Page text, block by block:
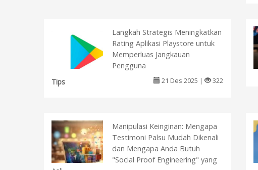
Langkah Strategis Meningkatkan
Rating Aplikasi Playstore untuk
Memperluas Jangkauan
Pengguna
Tips
21 Des 2025 | 322
Manipulasi Keinginan: Mengapa
Testimoni Palsu Mudah Dikenali
dan Mengapa Anda Butuh
"Social Proof Engineering" yang